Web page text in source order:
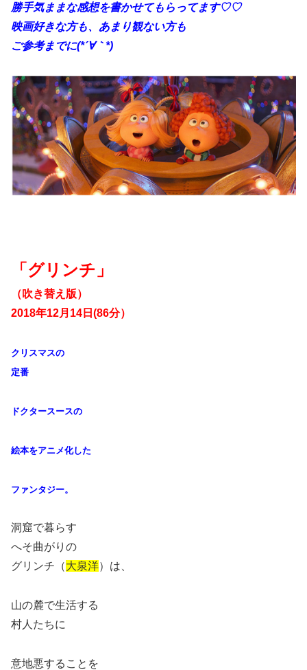
勝手気ままな感想を書かせてもらってます♡♡
映画好きな方も、あまり観ない方も
ご参考までに(*´∀｀*)
「グリンチ」
（吹き替え版）
2018年12月14日(86分）
クリスマスの
定番
ドクタースースの
絵本をアニメ化した
ファンタジー。
洞窟で暮らす
へそ曲がりの
グリンチ（大泉洋）は、
山の麓で生活する
村人たちに
意地悪することを